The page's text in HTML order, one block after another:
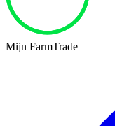
Mijn FarmTrade